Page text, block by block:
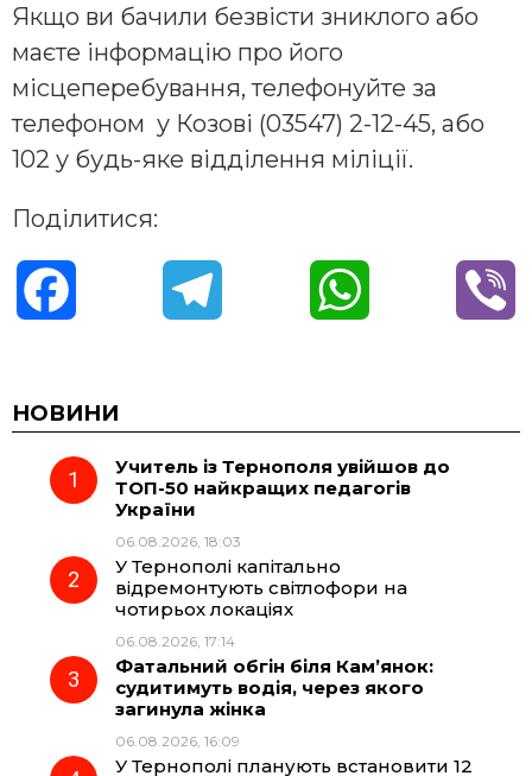
Якщо ви бачили безвісти зниклого або
маєте інформацію про його
місцеперебування, телефонуйте за
телефоном у Козові (03547) 2-12-45, або
102 у будь-яке відділення міліції.
Поділитися:
c
e
o
k
e
r
a
m
t
A
НОВИНИ
Учитель із Тернополя увійшов до
ТОП-50 найкращих педагогів
України
06.08.2026, 18:03
У Тернополі капітально
відремонтують світлофори на
чотирьох локаціях
06.08.2026, 17:14
Фатальний обгін біля Кам’янок:
судитимуть водія, через якого
загинула жінка
06.08.2026, 16:09
У Тернополі планують встановити 12